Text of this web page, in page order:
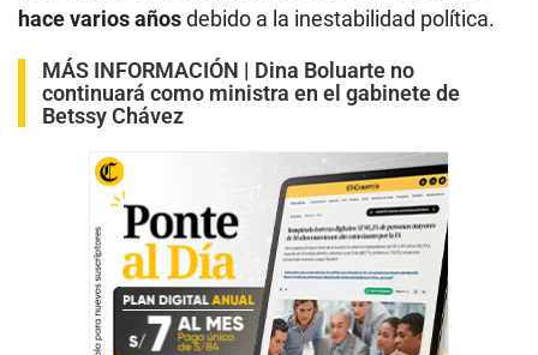
hace varios añosdebido a la inestabilidad política.
MÁS INFORMACIÓN | Dina Boluarte no
continuará como ministra en el gabinete de
Betssy Chávez